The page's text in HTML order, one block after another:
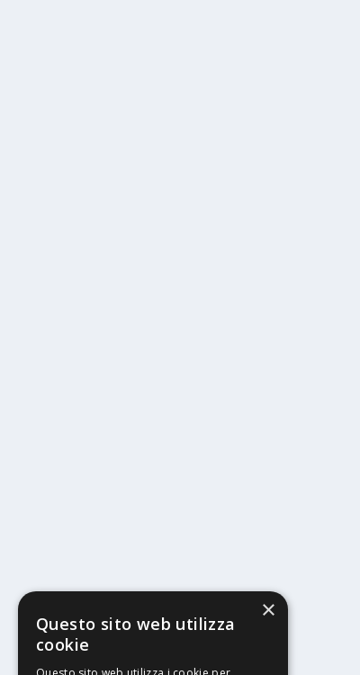
×
Questo sito web utilizza
cookie